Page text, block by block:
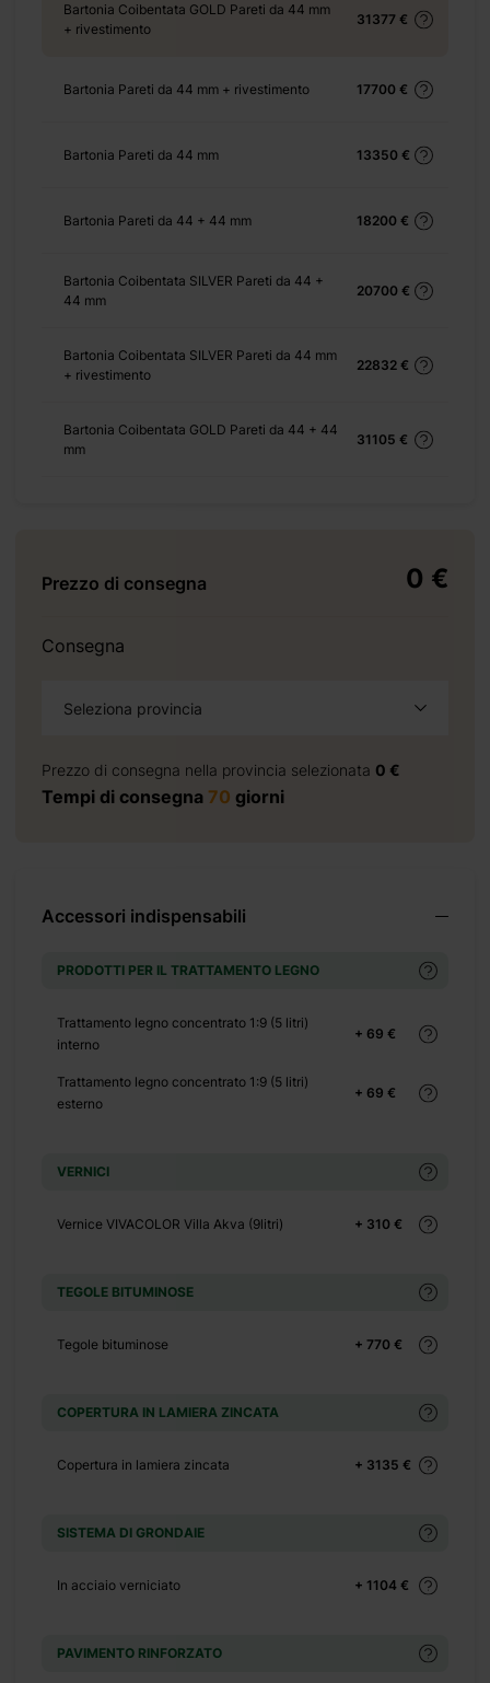
Bartonia Coibentata GOLD Pareti da 44 mm
+ rivestimento
31377 €
Bartonia Pareti da 44 mm + rivestimento 17700 €
Bartonia Pareti da 44 mm 13350 €
Bartonia Pareti da 44 + 44 mm 18200 €
Bartonia Coibentata SILVER Pareti da 44 +
44 mm
20700 €
Bartonia Coibentata SILVER Pareti da 44 mm
+ rivestimento
22832 €
Bartonia Coibentata GOLD Pareti da 44 + 44
mm
31105 €
Prezzo di consegna 0 €
Consegna
Seleziona provincia
Prezzo di consegna nella provincia selezionata 0 €
Tempi di consegna 70 giorni
Accessori indispensabili
PRODOTTI PER IL TRATTAMENTO LEGNO
+ 69 €
Trattamento legno concentrato 1:9 (5 litri)
interno
+ 69 €
Trattamento legno concentrato 1:9 (5 litri)
esterno
VERNICI
+ 310 €
Vernice VIVACOLOR Villa Akva (9litri)
TEGOLE BITUMINOSE
+ 770 €
Tegole bituminose
COPERTURA IN LAMIERA ZINCATA
+ 3135 €
Copertura in lamiera zincata
SISTEMA DI GRONDAIE
+ 1104 €
In acciaio verniciato
PAVIMENTO RINFORZATO
+ 1104 €
+ 1875 €
+ 0 €
+ 1453 €
+ 0 €
+ 450 €
+ 65 €
+ 149 €
+ 600 €
stile e aggiungi gli